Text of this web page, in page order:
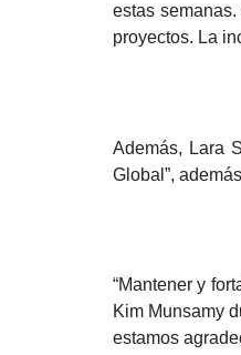
estas
proyectos. La
Además, Lara
Global”,
“Mantener y
Kim Munsamy
estamos